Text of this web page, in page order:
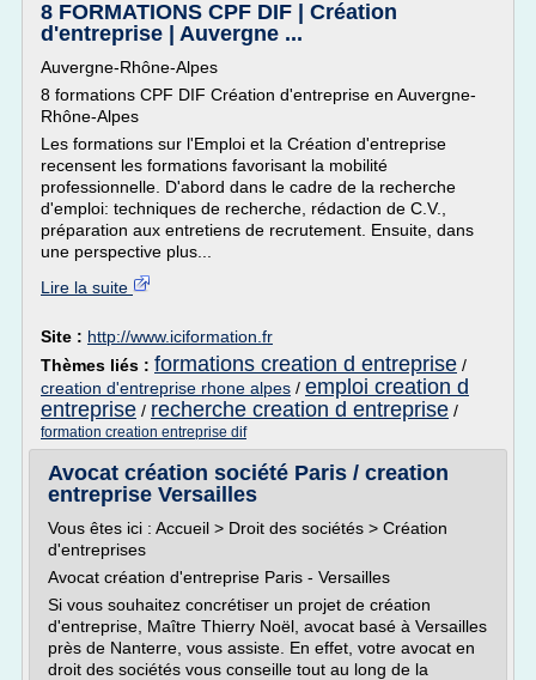
8 FORMATIONS CPF DIF | Création
d'entreprise | Auvergne ...
Auvergne-Rhône-Alpes
8 formations CPF DIF Création d'entreprise en Auvergne-
Rhône-Alpes
Les formations sur l'Emploi et la Création d'entreprise
recensent les formations favorisant la mobilité
professionnelle. D'abord dans le cadre de la recherche
d'emploi: techniques de recherche, rédaction de C.V.,
préparation aux entretiens de recrutement. Ensuite, dans
une perspective plus...
Lire la suite
Site : http://www.iciformation.fr
Thèmes liés : formations creation d entreprise /
creation d'entreprise rhone alpes / emploi creation d
entreprise / recherche creation d entreprise /
formation creation entreprise dif
Avocat création société Paris / creation
entreprise Versailles
Vous êtes ici : Accueil > Droit des sociétés > Création
d'entreprises
Avocat création d'entreprise Paris - Versailles
Si vous souhaitez concrétiser un projet de création
d'entreprise, Maître Thierry Noël, avocat basé à Versailles
près de Nanterre, vous assiste. En effet, votre avocat en
droit des sociétés vous conseille tout au long de la